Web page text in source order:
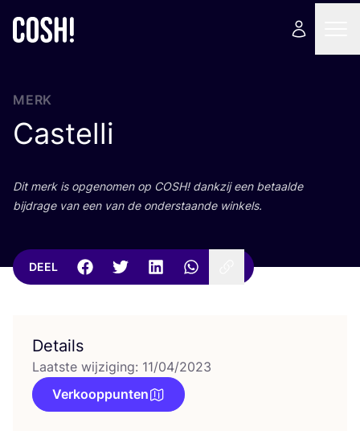
MERK
Castelli
Dit merk is opge­no­men op COSH! dank­zij een betaal­de
bij­dra­ge van een van de onder­staan­de winkels.
DEEL
Details
Laatste wijziging: 11/04/2023
Verkooppunten